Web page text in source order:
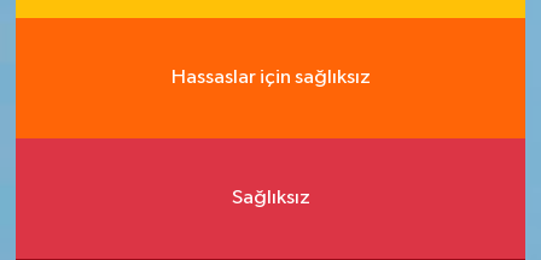
Hassaslar için sağlıksız
Sağlıksız